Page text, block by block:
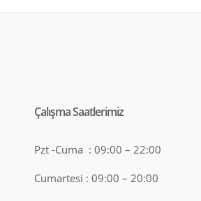
Çalışma Saatlerimiz
Pzt -Cuma : 09:00 – 22:00
Cumartesi : 09:00 – 20:00